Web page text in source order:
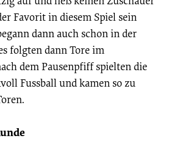
Favorit in diesem Spiel sein
dann auch schon in der
folgten dann Tore im
dem Pausenpfiff spielten die
Fussball und kamen so zu